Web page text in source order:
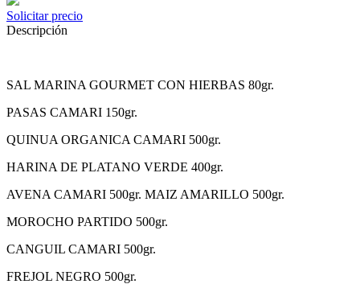
Solicitar precio
Descripción
SAL MARINA GOURMET CON HIERBAS 80gr.
PASAS CAMARI 150gr.
QUINUA ORGANICA CAMARI 500gr.
HARINA DE PLATANO VERDE 400gr.
AVENA CAMARI 500gr. MAIZ AMARILLO 500gr.
MOROCHO PARTIDO 500gr.
CANGUIL CAMARI 500gr.
FREJOL NEGRO 500gr.